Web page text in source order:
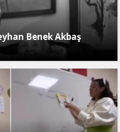
Benek Akbaş